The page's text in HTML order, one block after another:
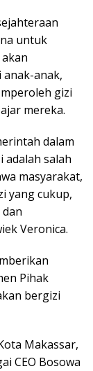
untuk
anak,
gizi
mereka.
dalam
adalah salah
masyarakat,
yang cukup,
Veronica.
Pihak
bergizi
Makassar,
CEO Bosowa